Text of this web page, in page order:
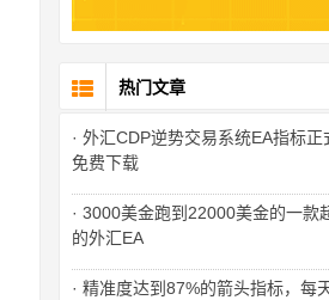
热门文章
· 外汇CDP逆势交易系统EA指标
免费下载
· 3000美金跑到22000美金的一款
的外汇EA
· 精准度达到87%的箭头指标，每